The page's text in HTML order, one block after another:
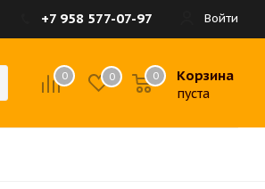
Войти
+7 958 577-07-97
0 0 Корзина
пуста
0